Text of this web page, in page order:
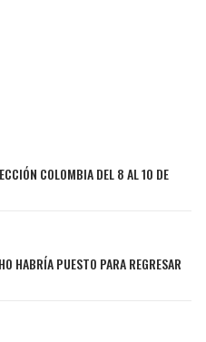
COLOMBIA DEL 8 AL 10 DE
HABRÍA PUESTO PARA REGRESAR